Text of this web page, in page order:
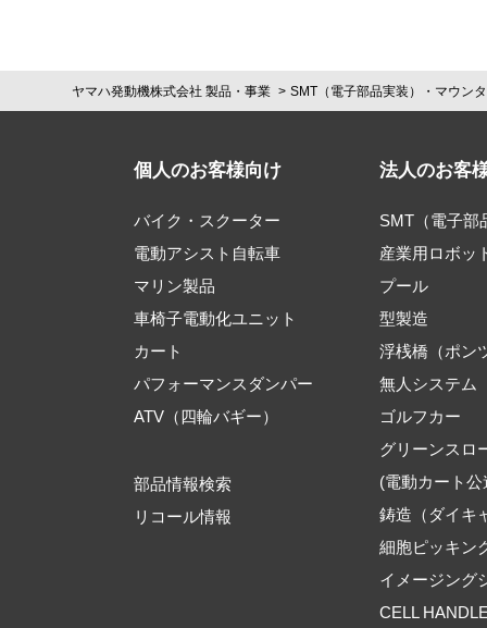
ヤマハ発動機株式会社 製品・事業 SMT（電子部品実装）・マウン
個人のお客様向け
バイク・スクーター
電動アシスト自転車
マリン製品
車椅子電動化ユニット
カート
パフォーマンスダンパー
ATV（四輪バギー）
部品情報検索
リコール情報
法人のお客
SMT（電子部
産業用ロボッ
プール
型製造
浮桟橋（ポン
無人システム
ゴルフカー
グリーンスロ
(電動カート
鋳造（ダイキ
細胞ピッキン
イメージング
CELL